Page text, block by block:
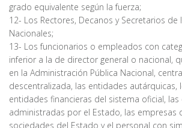
grado equivalente según la fuerza;
12- Los Rectores, Decanos y Secretarios de
Nacionales;
13- Los funcionarios o empleados con
inferior a la de director general o nacional,
en la Administración Pública Nacional,
descentralizada, las entidades autárquicas,
entidades financieras del sistema oficial,
administradas por el Estado, las empresas
sociedades del Estado y el personal con